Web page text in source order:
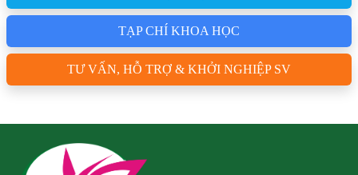
TẠP CHÍ KHOA HỌC
TƯ VẤN, HỖ TRỢ & KHỞI NGHIỆP SV